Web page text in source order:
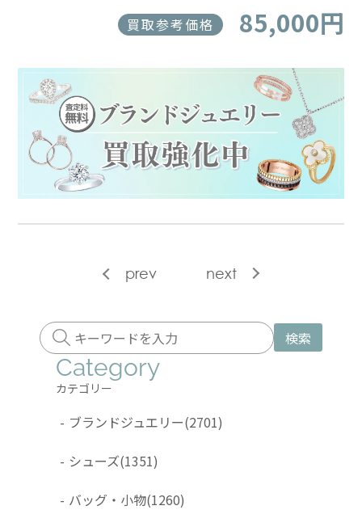
買取参考価格 85,000円
prev next
検索
Category
カテゴリー
- ブランドジュエリー(2701)
- シューズ(1351)
- バッグ・小物(1260)